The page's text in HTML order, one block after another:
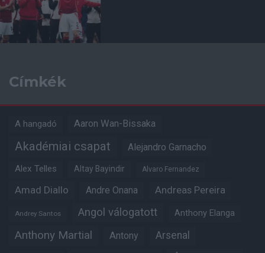
Címkék
A hangadó Aaron Wan-Bissaka
Akadémiai csapat Alejandro Garnacho
Alex Telles Altay Bayindir Alvaro Fernandez
Amad Diallo Andre Onana Andreas Pereira
Andrey Santos Angol válogatott Anthony Elanga
Anthony Martial Antony
Arsenal